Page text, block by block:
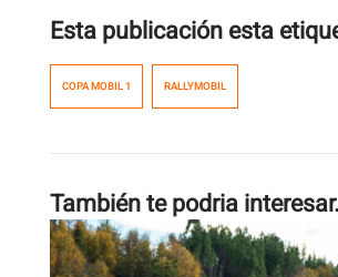
Esta publicación esta
COPA MOBIL 1 RALLYMOBIL
También te podria